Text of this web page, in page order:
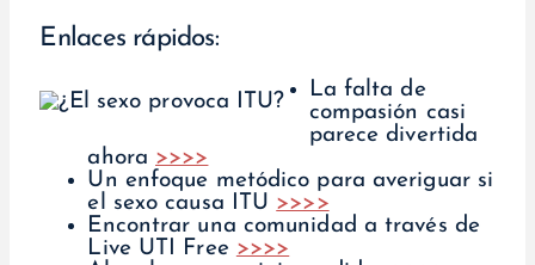
Enlaces rápidos:
La falta de
compasión casi
parece divertida
ahora >>>>
Un enfoque metódico para averiguar si
el sexo causa ITU >>>>
Encontrar una comunidad a través de
Live UTI Free >>>>